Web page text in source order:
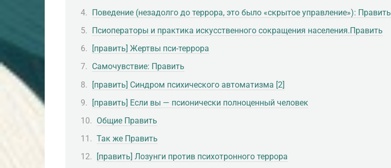
Поведение (незадолго до террора, это было «скрытое управление»): Править
Псиоператоры и практика искусственного сокращения населения.Править
[править] Жертвы пси-террора
Самочувствие: Править
[править] Синдром психического автоматизма [2]
[править] Если вы — псионически полноценный человек
Общие Править
Так же Править
[править] Лозунги против психотронного террора